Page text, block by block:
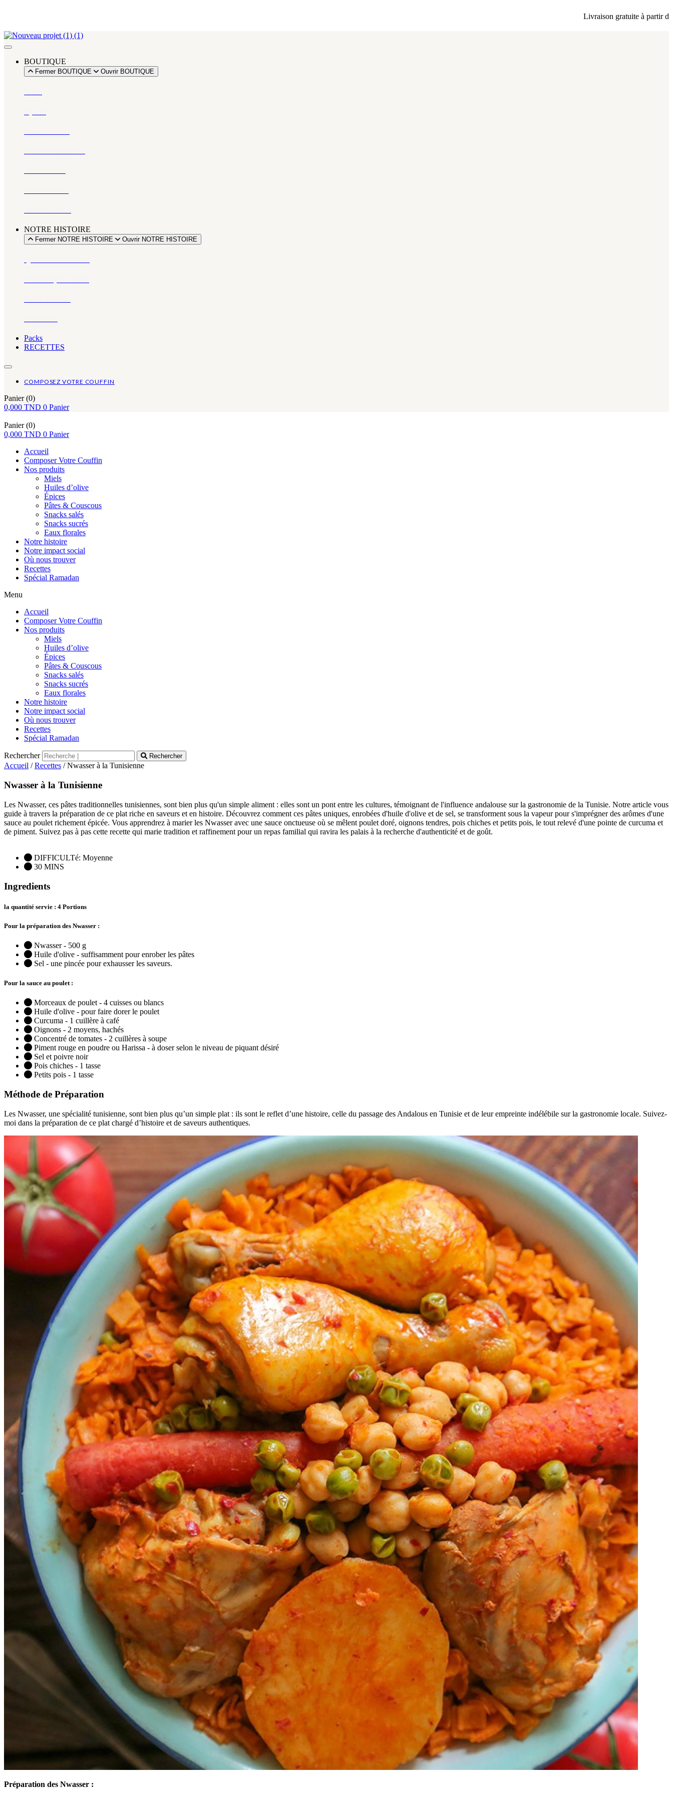
Livraison gratuite à partir de 80
BOUTIQUE
Fermer BOUTIQUE Ouvrir BOUTIQUE
NOTRE HISTOIRE
Fermer NOTRE HISTOIRE Ouvrir NOTRE HISTOIRE
Packs
RECETTES
COMPOSEZ VOTRE COUFFIN
Panier (0)
0,000 TND 0 Panier
Panier (0)
0,000 TND 0 Panier
Accueil
Composer Votre Couffin
Nos produits
Miels
Huiles d’olive
Épices
Pâtes & Couscous
Snacks salés
Snacks sucrés
Eaux florales
Notre histoire
Notre impact social
Où nous trouver
Recettes
Spécial Ramadan
Menu
Accueil
Composer Votre Couffin
Nos produits
Miels
Huiles d’olive
Épices
Pâtes & Couscous
Snacks salés
Snacks sucrés
Eaux florales
Notre histoire
Notre impact social
Où nous trouver
Recettes
Spécial Ramadan
Rechercher Rechercher
Accueil /Recettes / Nwasser à la Tunisienne
Nwasser à la Tunisienne
Les Nwasser, ces pâtes traditionnelles tunisiennes, sont bien plus qu'un simple aliment : elles sont un pont entre les cultures, témoignant de l'influence andalouse sur la gastronomie de la Tunisie. Notre article vous
guide à travers la préparation de ce plat riche en saveurs et en histoire. Découvrez comment ces pâtes uniques, enrobées d'huile d'olive et de sel, se transforment sous la vapeur pour s'imprégner des arômes d'une
sauce au poulet richement épicée. Vous apprendrez à marier les Nwasser avec une sauce onctueuse où se mêlent poulet doré, oignons tendres, pois chiches et petits pois, le tout relevé d'une pointe de curcuma et
de piment. Suivez pas à pas cette recette qui marie tradition et raffinement pour un repas familial qui ravira les palais à la recherche d'authenticité et de goût.
DIFFICULTé: Moyenne
30 MINS
Ingredients
la quantité servie : 4 Portions
Pour la préparation des Nwasser :
Nwasser - 500 g
Huile d'olive - suffisamment pour enrober les pâtes
Sel - une pincée pour exhausser les saveurs.
Pour la sauce au poulet :
Morceaux de poulet - 4 cuisses ou blancs
Huile d'olive - pour faire dorer le poulet
Curcuma - 1 cuillère à café
Oignons - 2 moyens, hachés
Concentré de tomates - 2 cuillères à soupe
Piment rouge en poudre ou Harissa - à doser selon le niveau de piquant désiré
Sel et poivre noir
Pois chiches - 1 tasse
Petits pois - 1 tasse
Méthode de Préparation
Les Nwasser, une spécialité tunisienne, sont bien plus qu’un simple plat : ils sont le reflet d’une histoire, celle du passage des Andalous en Tunisie et de leur empreinte indélébile sur la gastronomie locale. Suivez-
moi dans la préparation de ce plat chargé d’histoire et de saveurs authentiques.
Préparation des Nwasser :